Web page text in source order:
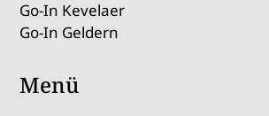
Go-In Kevelaer
Go-In Geldern
Menü